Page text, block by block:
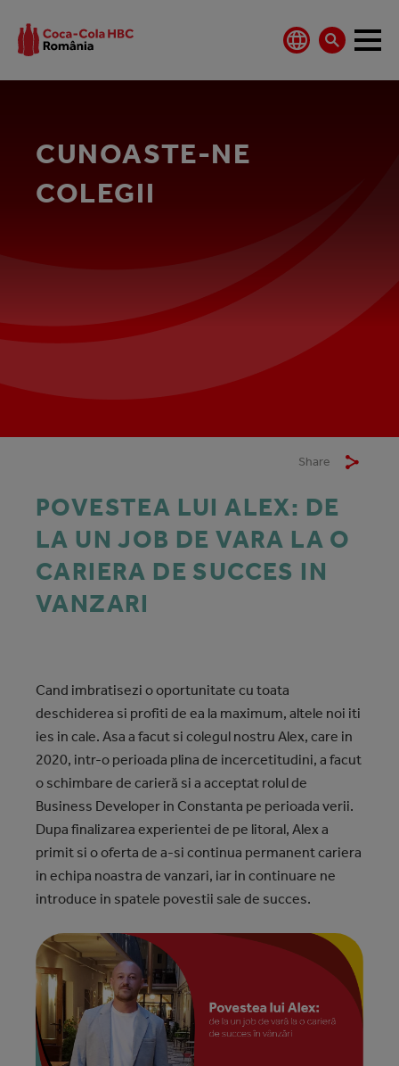
CUNOASTE-NE
COLEGII
Share
POVESTEA LUI ALEX: DE
LA UN JOB DE VARA LA O
CARIERA DE SUCCES IN
VANZARI
Cand imbratisezi o oportunitate cu toata
deschiderea si profiti de ea la maximum, altele noi iti
ies in cale. Asa a facut si colegul nostru Alex, care in
2020, intr-o perioada plina de incercetitudini, a facut
o schimbare de carieră si a acceptat rolul de
Business Developer in Constanta pe perioada verii.
Dupa finalizarea experientei de pe litoral, Alex a
primit si o oferta de a-si continua permanent cariera
in echipa noastra de vanzari, iar in continuare ne
introduce in spatele povestii sale de succes.